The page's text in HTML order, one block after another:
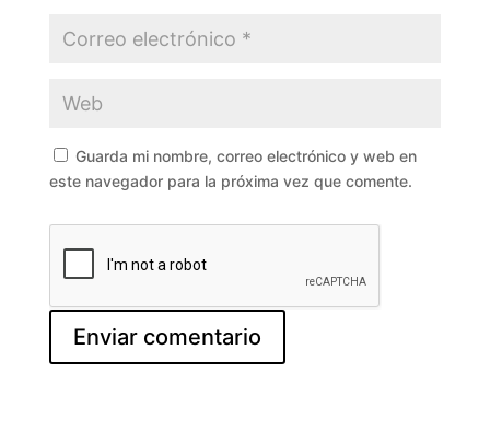
Guarda mi nombre, correo electrónico y web en
este navegador para la próxima vez que comente.